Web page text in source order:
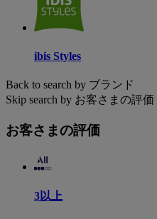
ibis Styles
Back to search by ブランド
Skip search by お客さまの評価
お客さまの評価
3以上